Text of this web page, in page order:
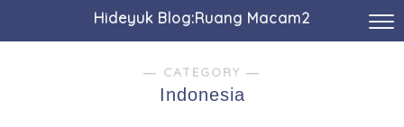
Hideyuk Blog:Ruang Macam2
― CATEGORY ―
Indonesia